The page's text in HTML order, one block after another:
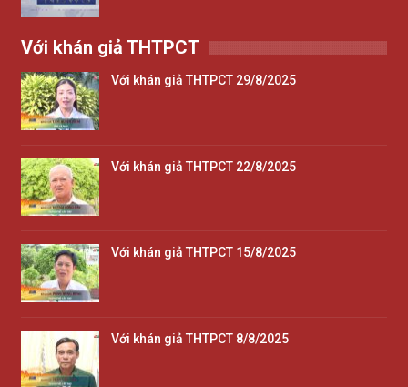
Với khán giả THTPCT
Với khán giả THTPCT 29/8/2025
Với khán giả THTPCT 22/8/2025
Với khán giả THTPCT 15/8/2025
Với khán giả THTPCT 8/8/2025